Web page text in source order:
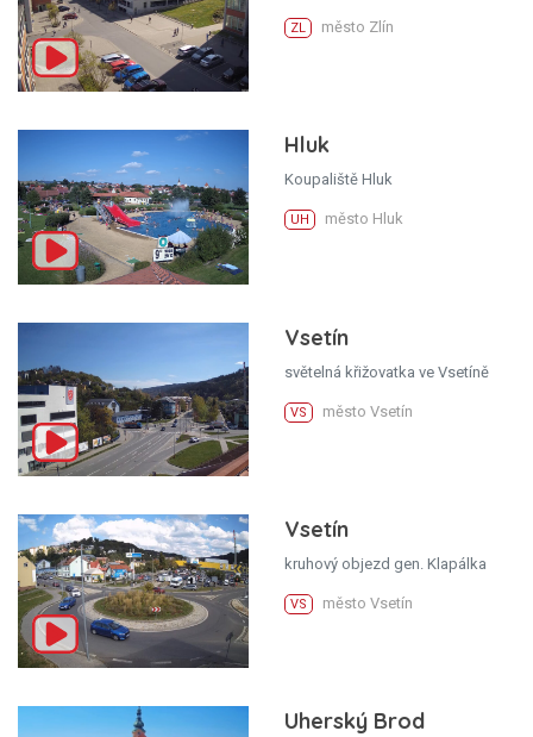
ZL město Zlín
Hluk
Koupaliště Hluk
UH město Hluk
Vsetín
světelná křižovatka ve Vsetíně
VS město Vsetín
Vsetín
kruhový objezd gen. Klapálka
VS město Vsetín
Uherský Brod